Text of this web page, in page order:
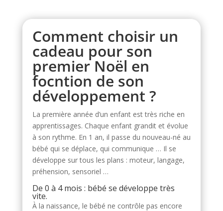
Comment choisir un
cadeau pour son
premier Noël en
focntion de son
développement ?
La première année d’un enfant est très riche en
apprentissages. Chaque enfant grandit et évolue
à son rythme. En 1 an, il passe du nouveau-né au
bébé qui se déplace, qui communique … Il se
développe sur tous les plans : moteur, langage,
préhension, sensoriel …
De 0 à 4 mois : bébé se développe très
vite.
À la naissance, le bébé ne contrôle pas encore